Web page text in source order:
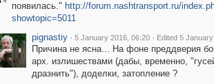
появилась." http://forum.nashtransport.ru/
showtopic=5011
pignastiy · 5 January 2016, 06:20 · Edited 5
Причина не ясна... На фоне преддверия
арх. излишествами (дабы, временно,
дразнить"), доделки, затопление ?